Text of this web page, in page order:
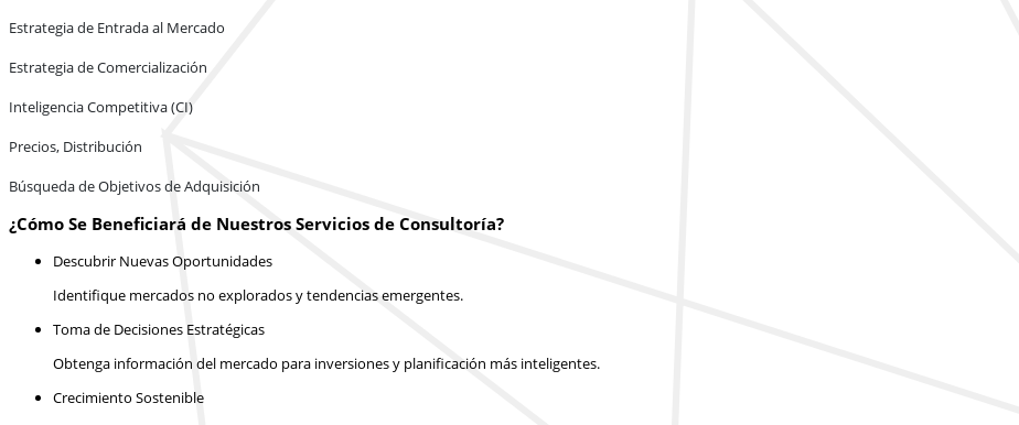
Estrategia de Entrada al Mercado
Estrategia de Comercialización
Inteligencia Competitiva (CI)
Precios, Distribución
Búsqueda de Objetivos de Adquisición
¿Cómo Se Beneficiará de Nuestros Servicios de Consultoría?
Descubrir Nuevas Oportunidades
Identifique mercados no explorados y tendencias emergentes.
Toma de Decisiones Estratégicas
Obtenga información del mercado para inversiones y planificación más inteligentes.
Crecimiento Sostenible